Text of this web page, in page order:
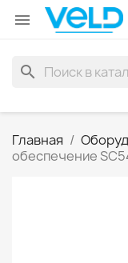

search
Главная
обеспечение